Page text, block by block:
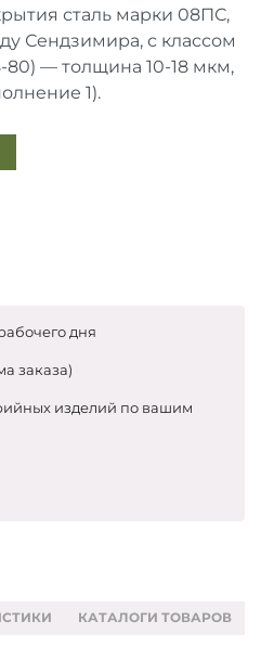
сталь марки 08ПС,
Сендзимира, с классом
80) — толщина 10-18 мкм,
1).
дня
заказа)
изделий по вашим
КАТАЛОГИ ТОВАРОВ
данных
цены